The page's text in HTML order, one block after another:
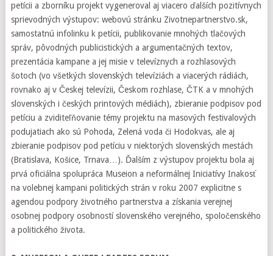
petícii a zborníku projekt vygeneroval aj viacero ďalších pozitívnych
sprievodných výstupov: webovú stránku Zivotnepartnerstvo.sk,
samostatnú infolinku k petícii, publikovanie mnohých tlačových
správ, pôvodných publicistických a argumentačných textov,
prezentácia kampane a jej misie v televíznych a rozhlasových
šotoch (vo všetkých slovenských televíziách a viacerých rádiách,
rovnako aj v Českej televízii, Českom rozhlase, ČTK a v mnohých
slovenských i českých printových médiách), zbieranie podpisov pod
petíciu a zviditeľňovanie témy projektu na masových festivalových
podujatiach ako sú Pohoda, Zelená voda či Hodokvas, ale aj
zbieranie podpisov pod petíciu v niektorých slovenských mestách
(Bratislava, Košice, Trnava…). Ďalším z výstupov projektu bola aj
prvá oficiálna spolupráca Museion a neformálnej Iniciatívy Inakosť
na volebnej kampani politických strán v roku 2007 explicitne s
agendou podpory životného partnerstva a získania verejnej
osobnej podpory osobností slovenského verejného, spoločenského
a politického života.